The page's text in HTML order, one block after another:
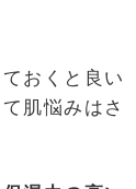
おくと良い
肌悩みはさ